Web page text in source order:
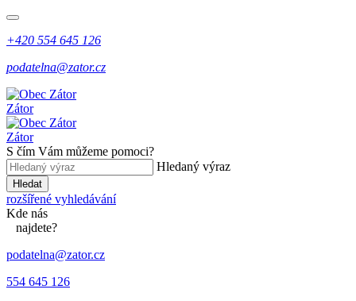
+420 554 645 126
podatelna@zator.cz
Zátor
Zátor
S čím Vám můžeme pomoci?
Hledaný výraz
Hledat
rozšířené vyhledávání
Kde nás
najdete?
podatelna@zator.cz
554 645 126